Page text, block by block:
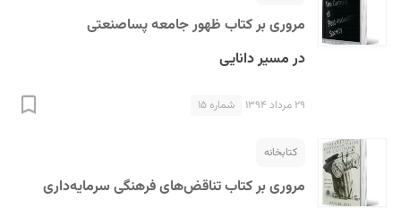
مروری بر کتاب ظهور جامعه پساصنعتی
در مسیر دانایی
۲۹ مرداد ۱۳۹۴ شماره ۱۵
کتابخانه
مروری بر کتاب تناقض‌های فرهنگی سرمایه‌داری